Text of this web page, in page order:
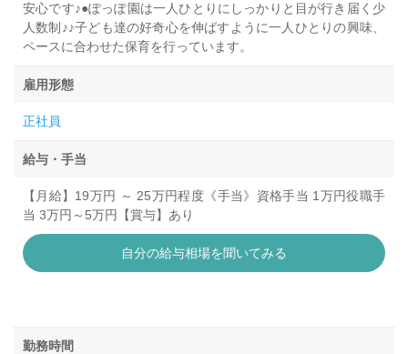
安心です♪●ぽっぽ園は一人ひとりにしっかりと目が行き届く少
人数制♪♪子ども達の好奇心を伸ばすように一人ひとりの興味、
ペースに合わせた保育を行っています。
雇用形態
正社員
給与・手当
【月給】19万円 ～ 25万円程度《手当》資格手当 1万円役職手
当 3万円～5万円【賞与】あり
自分の給与相場を聞いてみる
勤務時間